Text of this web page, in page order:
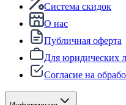
Система скидок
О нас
Публичная оферта
Для юридических
Согласие на